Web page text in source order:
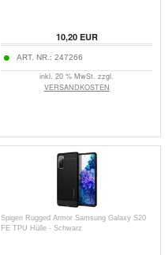
10,20EUR
ART. NR.: 247266
inkl. 20 % MwSt. zzgl.
VERSANDKOSTEN
Spigen Rugged Armor Samsung Galaxy S20
FE TPU Hülle - Schwarz